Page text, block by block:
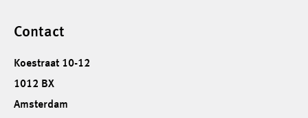
Contact
Koestraat 10-12
1012 BX
Amsterdam